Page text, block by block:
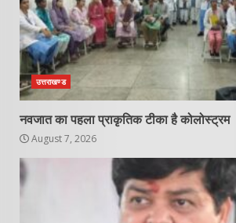
उत्तराखण्ड
नवजात का पहला प्राकृतिक टीका है कोलोस्ट्रम
August 7, 2026